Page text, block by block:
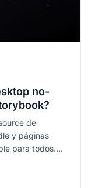
no-
de
y páginas
para todos.